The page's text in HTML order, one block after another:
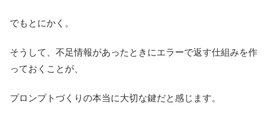
でもとにかく。
そうして、不足情報があったときにエラーで返す仕組みを作
っておくことが、
プロンプトづくりの本当に大切な鍵だと感じます。